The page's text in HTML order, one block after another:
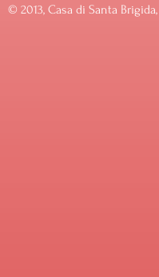
© ​2013, Casa di Santa